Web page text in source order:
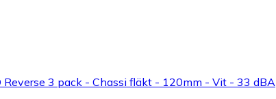
Reverse 3 pack - Chassi fläkt - 120mm - Vit - 33 dBA